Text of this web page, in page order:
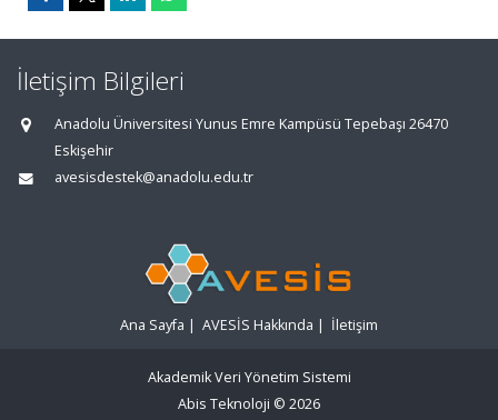
İletişim Bilgileri
Anadolu Üniversitesi Yunus Emre Kampüsü Tepebaşı 26470
Eskişehir
avesisdestek@anadolu.edu.tr
Ana Sayfa | AVESİS Hakkında | İletişim
Akademik Veri Yönetim Sistemi
Abis Teknoloji © 2026